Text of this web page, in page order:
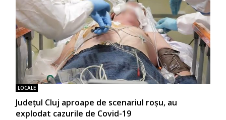
LOCALE
Județul Cluj aproape de scenariul roșu, au
explodat cazurile de Covid-19